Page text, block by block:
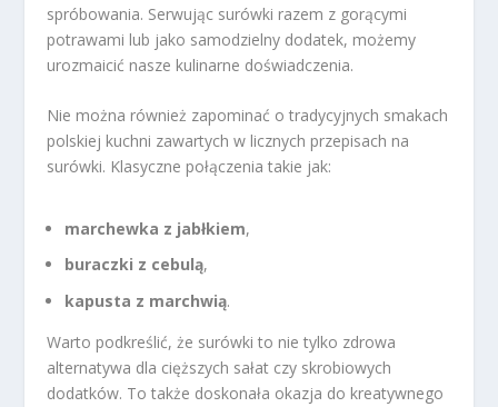
spróbowania. Serwując surówki razem z gorącymi
potrawami lub jako samodzielny dodatek, możemy
urozmaicić nasze kulinarne doświadczenia.
Nie można również zapominać o tradycyjnych smakach
polskiej kuchni zawartych w licznych przepisach na
surówki. Klasyczne połączenia takie jak:
marchewka z jabłkiem,
buraczki z cebulą,
kapusta z marchwią.
Warto podkreślić, że surówki to nie tylko zdrowa
alternatywa dla cięższych sałat czy skrobiowych
dodatków. To także doskonała okazja do kreatywnego